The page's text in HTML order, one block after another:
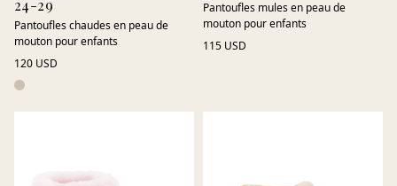
24-29
Pantoufles chaudes en peau de
mouton pour enfants
120 USD
Pantoufles mules en peau de
mouton pour enfants
115 USD